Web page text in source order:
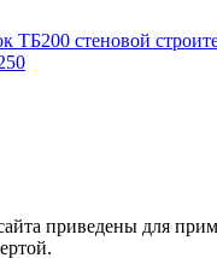
ТБ200 стеновой
приведены для